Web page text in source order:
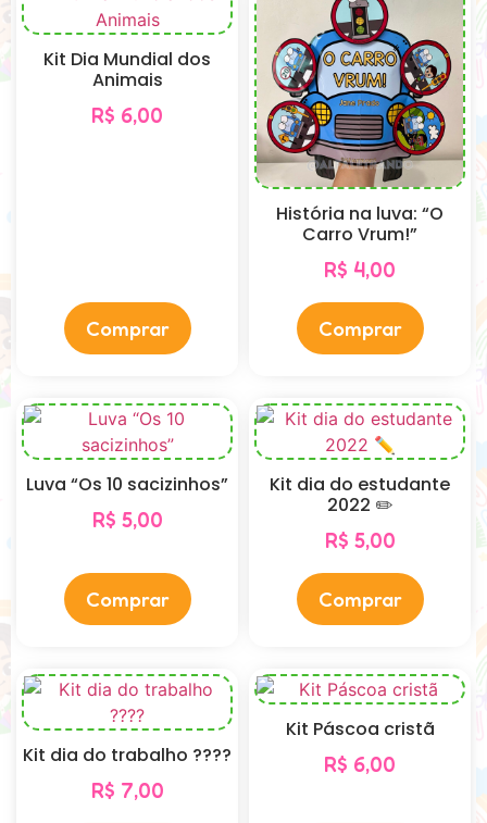
Kit Dia Mundial dos
Animais
R$ 6,00
Comprar
História na luva: “O
Carro Vrum!”
R$ 4,00
Comprar
Luva “Os 10 sacizinhos”
R$ 5,00
Comprar
Kit dia do estudante
2022 ✏️
R$ 5,00
Comprar
Kit dia do trabalho ????
R$ 7,00
Kit Páscoa cristã
R$ 6,00